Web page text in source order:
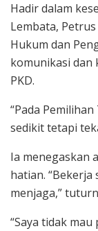
Hadir dalam
Lembata,
Hukum dan
komunikasi dan
PKD.
“Pada
sedikit tetapi
Ia menegaskan
hatian.
menjaga,”
“Saya tidak